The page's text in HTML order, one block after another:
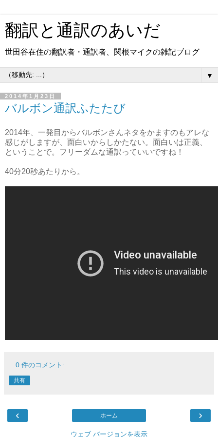
翻訳と通訳のあいだ
世田谷在住の翻訳者・通訳者、関根マイクの雑記ブログ
▼
2014年1月23日
バルボン通訳ふたたび
2014年、一発目からバルボンさんネタをかますのもアレな
感じがしますが、面白いからしかたない。面白いは正義、
ということで。フリーダムな通訳っていいですね！
40分20秒あたりから。
0 件のコメント:
共有
‹ ›
ホーム
ウェブ バージョンを表示